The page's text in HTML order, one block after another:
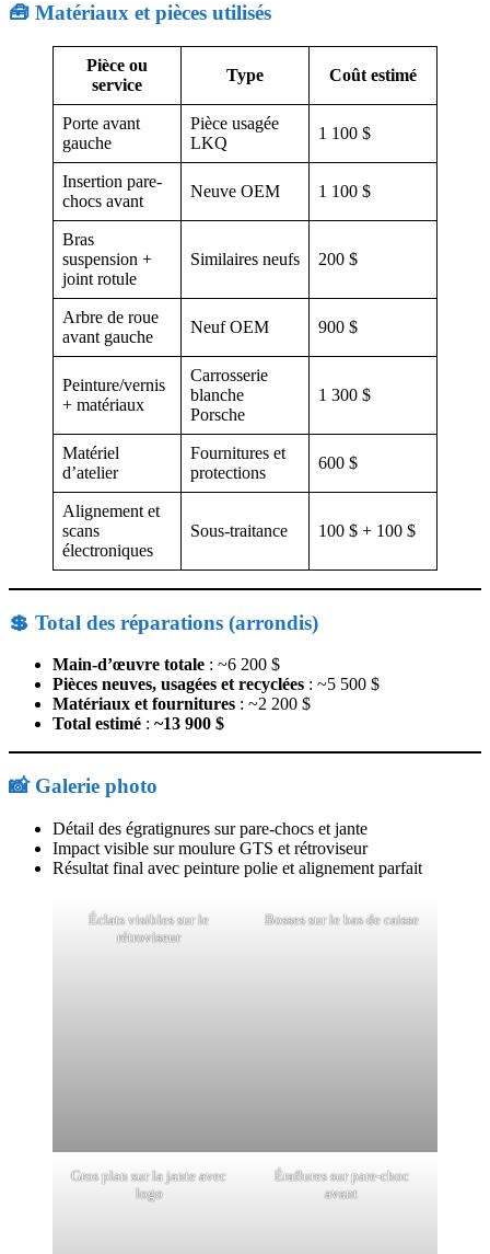
🧰 Matériaux et pièces utilisés
Pièce ou
service
Type Coût estimé
Porte avant
gauche
Pièce usagée
LKQ
1 100 $
Insertion pare-
chocs avant
Neuve OEM 1 100 $
Bras
suspension +
joint rotule
Similaires neufs 200 $
Arbre de roue
avant gauche
Neuf OEM 900 $
Peinture/vernis
+ matériaux
Carrosserie
blanche
Porsche
1 300 $
Matériel
d’atelier
Fournitures et
protections
600 $
Alignement et
scans
électroniques
Sous-traitance 100 $ + 100 $
💲 Total des réparations (arrondis)
Main-d’œuvre totale : ~6 200 $
Pièces neuves, usagées et recyclées : ~5 500 $
Matériaux et fournitures : ~2 200 $
Total estimé : ~13 900 $
📸 Galerie photo
Détail des égratignures sur pare-chocs et jante
Impact visible sur moulure GTS et rétroviseur
Résultat final avec peinture polie et alignement parfait
Éclats visibles sur le
rétroviseur
Bosses sur le bas de caisse
Gros plan sur la jante avec
logo
Éraflures sur pare-choc
avant